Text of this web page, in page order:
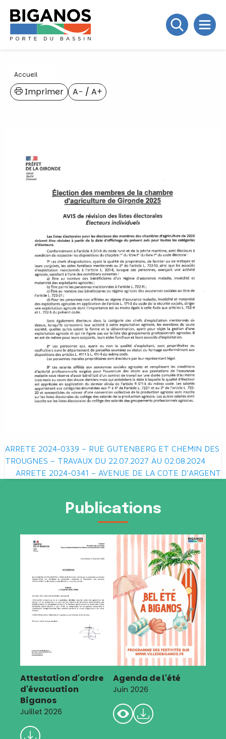
Accueil
A− / A+
Imprimer
Navigation
de
l’article
ARRETE 2024-0339 – RUE GUTENBERG ET CHEMIN DES
TROUGNES – TRAVAUX DU 22.07.2027 AU 02.08.2024
ARRETE 2024-0341 – AVENUE DE LA COTE D’ARGENT
Publications
Attestation d'ordre
d'évacuation
Biganos
Juillet 2026
Agenda de l'été
Juin 2026